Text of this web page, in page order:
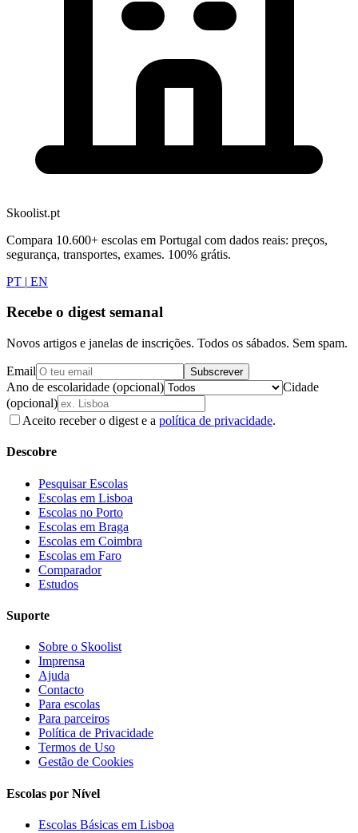
Skoolist.pt
Compara 10.600+ escolas em Portugal com dados reais: preços,
segurança, transportes, exames. 100% grátis.
PT | EN
Recebe o digest semanal
Novos artigos e janelas de inscrições. Todos os sábados. Sem spam.
Email Subscrever
Ano de escolaridade (opcional)
Cidade
(opcional)
Aceito receber o digest e a política de privacidade.
Descobre
Pesquisar Escolas
Escolas em Lisboa
Escolas no Porto
Escolas em Braga
Escolas em Coimbra
Escolas em Faro
Comparador
Estudos
Suporte
Sobre o Skoolist
Imprensa
Ajuda
Contacto
Para escolas
Para parceiros
Política de Privacidade
Termos de Uso
Gestão de Cookies
Escolas por Nível
Escolas Básicas em Lisboa